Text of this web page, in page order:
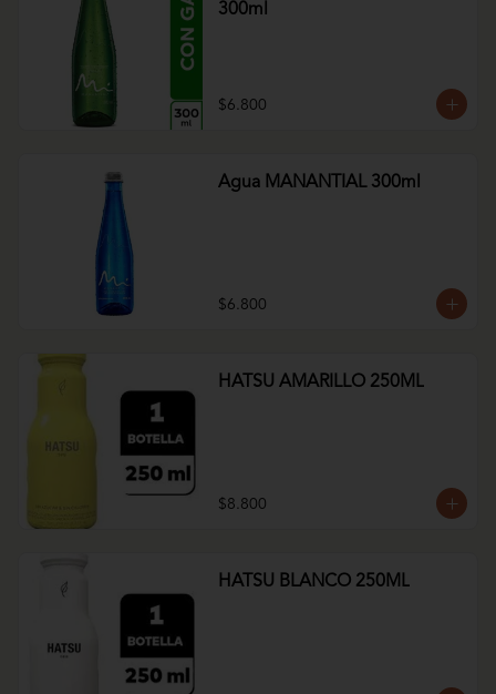
300ml
$6.800
Agua MANANTIAL 300ml
$6.800
HATSU AMARILLO 250ML
$8.800
HATSU BLANCO 250ML